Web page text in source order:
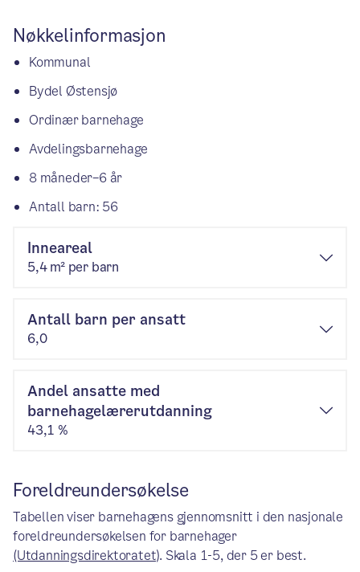
Nøkkelinformasjon
Kommunal
Bydel Østensjø
Ordinær barnehage
Avdelingsbarnehage
8 måneder–6 år
Antall barn: 56
Inneareal
5,4 m² per barn
Antall barn per ansatt
6,0
Andel ansatte med
barnehagelærerutdanning
43,1 %
Foreldreundersøkelse
Tabellen viser barnehagens gjennomsnitt i den nasjonale
foreldreundersøkelsen for barnehager
(Utdanningsdirektoratet). Skala 1-5, der 5 er best.